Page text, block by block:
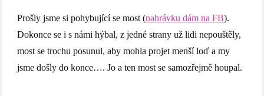
Prošly jsme si pohybující se most (nahrávku dám na FB).
Dokonce se i s námi hýbal, z jedné strany už lidi nepouštěly,
most se trochu posunul, aby mohla projet menší loď a my
jsme došly do konce…. Jo a ten most se samozřejmě houpal.